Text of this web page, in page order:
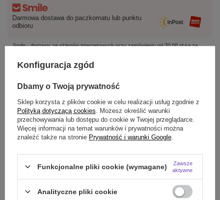
Darmowa dostawa do paczkomatu lub punktu
odbioru
Smile - dostawy ze sklepów internetowych przy zamówieniu od70,00 złsą za
OPIS
SZCZEGÓŁOWE DANE
OPINIE (0)
Potrzebujesz pomocy? Masz pytania?
Zadaj pytanie a my odpowiemy niezwłocznie,
najciekawsze pytania i odpowiedzi publikując
dla innych.
Zadaj pytanie
Konfiguracja zgód
Dbamy o Twoją prywatność
Sklep korzysta z plików cookie w celu realizacji usług zgodnie z
Polityką dotyczącą cookies . Możesz określić warunki
przechowywania lub dostępu do cookie w Twojej przeglądarce.
Więcej informacji na temat warunków i prywatności można
znaleźć także na stronie Prywatność i warunki Google
Funkcjonalne pliki cookie (wymagane)
Zawsze
aktywne
Analityczne pliki cookie